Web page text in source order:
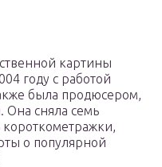
картины
году с работой
была продюсером,
Она сняла семь
о популярной